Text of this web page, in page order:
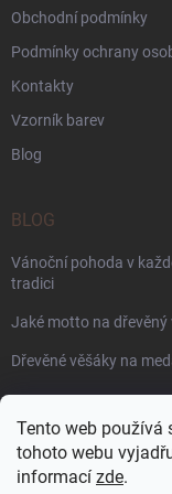
Tento web používá
tohoto webu
informací zde.
Obchodní podmínky
Podmínky ochrany
Kontakty
Vzorník barev
Blog
BLOG
Vánoční pohoda v
tradici
Jaké motto na dřevěný
Dřevěné věšáky na
PŘIJÍMÁME ONLINE